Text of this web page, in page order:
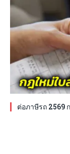
ต่อภาษีรถ 2569